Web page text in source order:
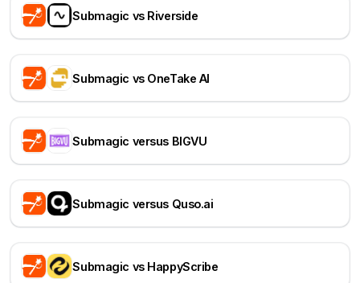
Submagic vs Riverside
Submagic vs OneTake AI
Submagic versus BIGVU
Submagic versus Quso.ai
Submagic vs HappyScribe